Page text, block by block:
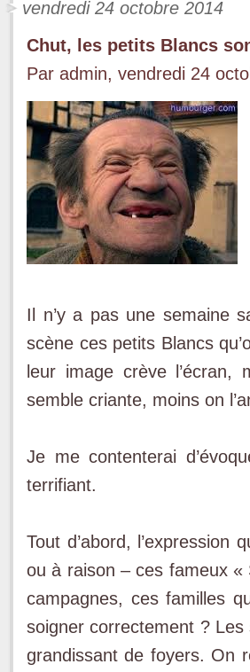
vendredi 24 octobre 2014
Chut, les petits Blancs
Par admin, vendredi 24
Il n’y a pas une semaine
scène ces petits Blancs
leur image crève
semble criante, moins on
Je me contenterai
terrifiant.
Tout d’abord, l’expression
ou à raison – ces fameux
campagnes, ces familles
soigner correctement ?
grandissant de foyers. On